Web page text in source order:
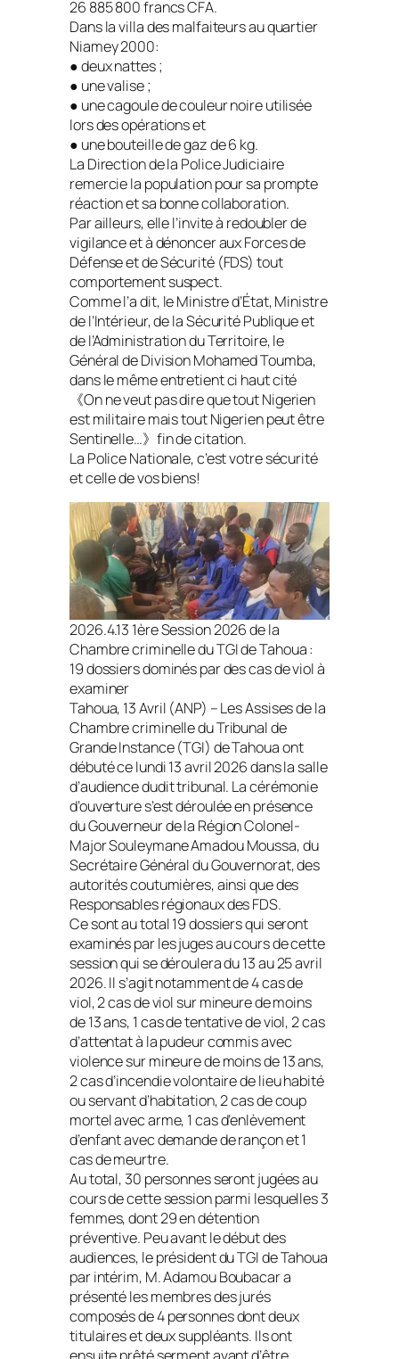
26 885 800 francs CFA.
Dans la villa des malfaiteurs au quartier
Niamey 2000:
● deux nattes ;
● une valise ;
● une cagoule de couleur noire utilisée
lors des opérations et
● une bouteille de gaz de 6 kg.
La Direction de la Police Judiciaire
remercie la population pour sa prompte
réaction et sa bonne collaboration.
Par ailleurs, elle l’invite à redoubler de
vigilance et à dénoncer aux Forces de
Défense et de Sécurité (FDS) tout
comportement suspect.
Comme l’a dit, le Ministre d’État, Ministre
de l’Intérieur, de la Sécurité Publique et
de l’Administration du Territoire, le
Général de Division Mohamed Toumba,
dans le même entretient ci haut cité
《On ne veut pas dire que tout Nigerien
est militaire mais tout Nigerien peut être
Sentinelle…》fin de citation.
La Police Nationale, c’est votre sécurité
et celle de vos biens!
2026.4.13 1ère Session 2026 de la
Chambre criminelle du TGI de Tahoua :
19 dossiers dominés par des cas de viol à
examiner
Tahoua, 13 Avril (ANP) – Les Assises de la
Chambre criminelle du Tribunal de
Grande Instance (TGI) de Tahoua ont
débuté ce lundi 13 avril 2026 dans la salle
d’audience dudit tribunal. La cérémonie
d’ouverture s’est déroulée en présence
du Gouverneur de la Région Colonel-
Major Souleymane Amadou Moussa, du
Secrétaire Général du Gouvernorat, des
autorités coutumières, ainsi que des
Responsables régionaux des FDS.
Ce sont au total 19 dossiers qui seront
examinés par les juges au cours de cette
session qui se déroulera du 13 au 25 avril
2026. Il s’agit notamment de 4 cas de
viol, 2 cas de viol sur mineure de moins
de 13 ans, 1 cas de tentative de viol, 2 cas
d’attentat à la pudeur commis avec
violence sur mineure de moins de 13 ans,
2 cas d’incendie volontaire de lieu habité
ou servant d’habitation, 2 cas de coup
mortel avec arme, 1 cas d’enlèvement
d’enfant avec demande de rançon et 1
cas de meurtre.
Au total, 30 personnes seront jugées au
cours de cette session parmi lesquelles 3
femmes, dont 29 en détention
préventive. Peu avant le début des
audiences, le président du TGI de Tahoua
par intérim, M. Adamou Boubacar a
présenté les membres des jurés
composés de 4 personnes dont deux
titulaires et deux suppléants. Ils ont